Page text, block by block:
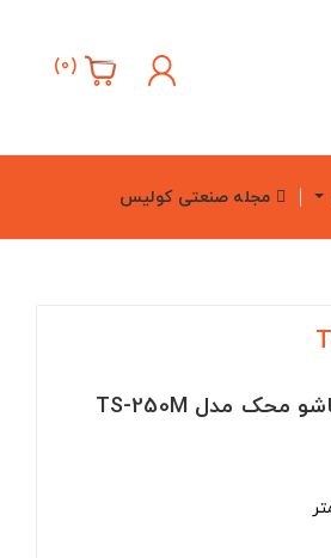
(
0
)
مجله صنعتی کولیس